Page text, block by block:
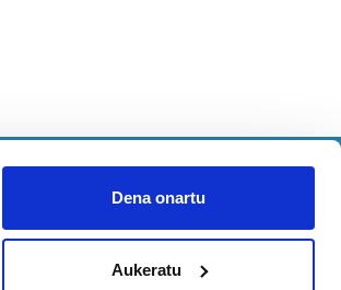
Dena onartu
Aukeratu
Aniztasun politika
Cookieak